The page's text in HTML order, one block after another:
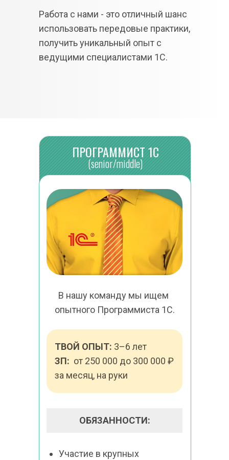
Работа с нами - это отличный шанс
использовать передовые практики,
получить уникальный опыт с
ведущими специалистами 1С.
Участие в крупных
ПРОГРАММИСТ 1С
(senior/middle)
ТВОЙ ОПЫТ: 3–6 лет
ЗП:
  от 250 000 до 300 000 ₽
за месяц, на руки
В нашу команду мы ищем
опытного Программиста 1С.
ОБЯЗАННОСТИ: